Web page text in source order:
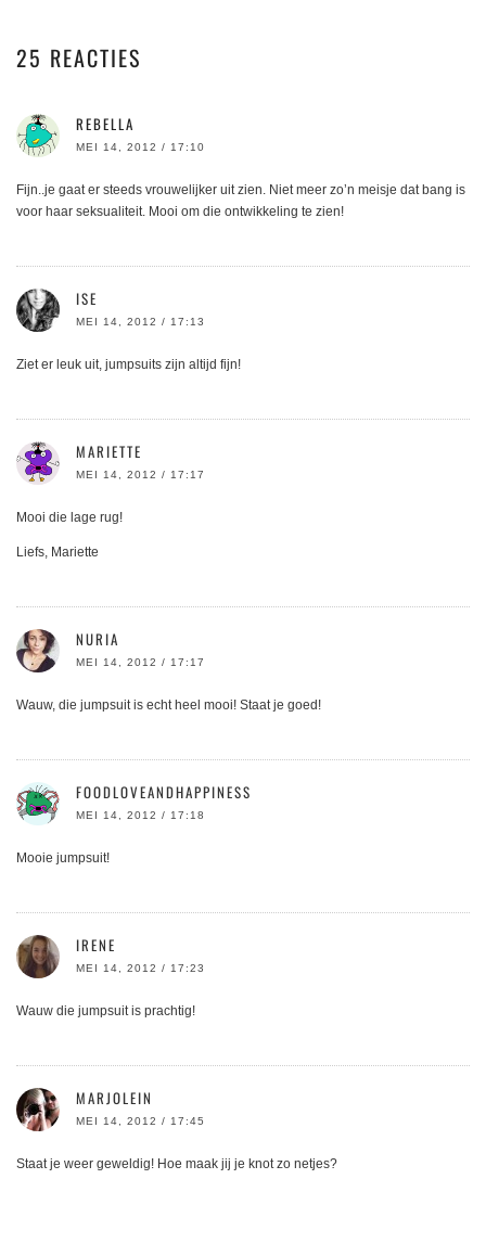
25 REACTIES
REBELLA
MEI 14, 2012 / 17:10
Fijn..je gaat er steeds vrouwelijker uit zien. Niet meer zo’n meisje dat bang is
voor haar seksualiteit. Mooi om die ontwikkeling te zien!
ISE
MEI 14, 2012 / 17:13
Ziet er leuk uit, jumpsuits zijn altijd fijn!
MARIETTE
MEI 14, 2012 / 17:17
Mooi die lage rug!
Liefs, Mariette
NURIA
MEI 14, 2012 / 17:17
Wauw, die jumpsuit is echt heel mooi! Staat je goed!
FOODLOVEANDHAPPINESS
MEI 14, 2012 / 17:18
Mooie jumpsuit!
IRENE
MEI 14, 2012 / 17:23
Wauw die jumpsuit is prachtig!
MARJOLEIN
MEI 14, 2012 / 17:45
Staat je weer geweldig! Hoe maak jij je knot zo netjes?